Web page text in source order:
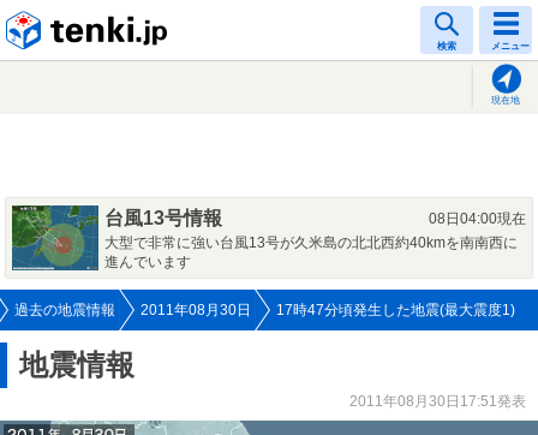
検索 メニュー
現在地
台風13号情報
08日04:00現在
大型で非常に強い台風13号が久米島の北北西約40kmを南南西に
進んでいます
過去の地震情報 2011年08月30日 17時47分頃発生した地震(最大震度1)
地震情報
2011年08月30日17:51発表